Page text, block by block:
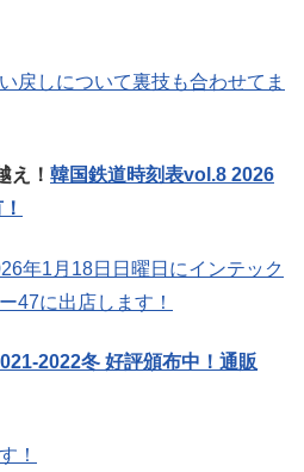
戻しについて裏技も合わせてま
え！ 韓国鉄道時刻表vol.8 2026
年1月18日日曜日にインテック
47に出店します！
2022冬 好評頒布中！通販
！